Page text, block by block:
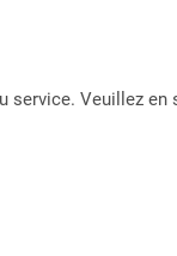
service. Veuillez en